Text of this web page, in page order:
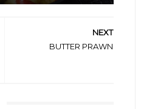
NEXT
BUTTER PRAWN